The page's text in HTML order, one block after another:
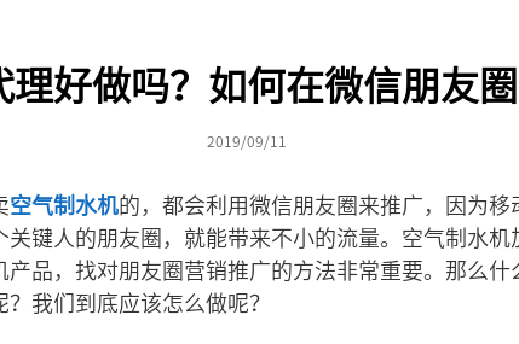
好做吗？如何在微信朋友圈
2019/09/11
空气制水机的，都会利用微信朋友圈来推广，因为
键人的朋友圈，就能带来不小的流量。空气制水
品，找对朋友圈营销推广的方法非常重要。那么
我们到底应该怎么做呢？